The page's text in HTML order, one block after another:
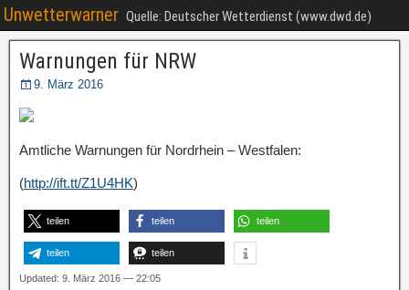
Unwetterwarner Quelle: Deutscher Wetterdienst (www.dwd.de)
Warnungen für NRW
9. März 2016
Amtliche Warnungen für Nordrhein – Westfalen:
(http://ift.tt/Z1U4HK)
teilen teilen teilen
teilen teilen
Updated: 9. März 2016 — 22:05